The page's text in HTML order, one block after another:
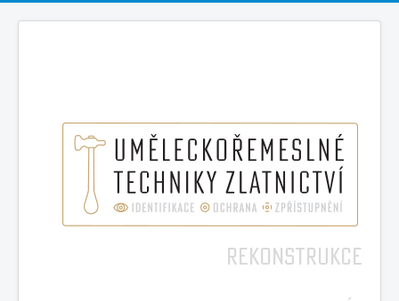
REKONSTRUKCE